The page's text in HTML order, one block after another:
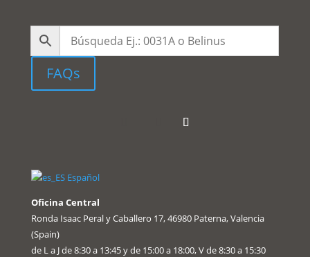
FAQs
Español
Oficina Central
Ronda Isaac Peral y Caballero 17, 46980 Paterna, Valencia
(Spain)
de L a J de 8:30 a 13:45 y de 15:00 a 18:00, V de 8:30 a 15:30